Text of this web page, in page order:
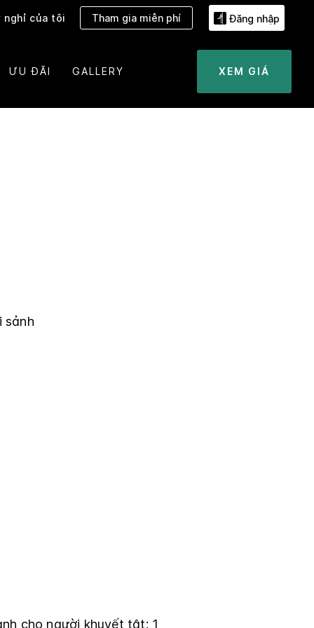
nghỉ của tôi Tham gia miễn phí Đăng nhập
ƯU ĐÃI GALLERY XEM GIÁ
sảnh
cho người khuyết tật: 1